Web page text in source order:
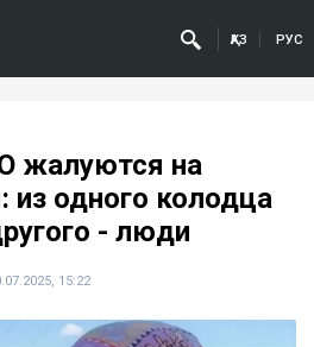
ҚАЗ РУС
жалуются на
одного колодца
- люди
15:22